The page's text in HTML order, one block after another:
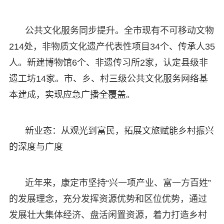
公共文化服务同步提升。全市现有不可移动文物
214处，非物质文化遗产代表性项目34个、传承人35
人。新建博物馆6个、非遗传习所2家，认定县级非
遗工坊14家。市、乡、村三级公共文化服务网络基
本建成，实现应急广播全覆盖。
新业态：从观光到富民，拓展文旅赋能乡村振兴
的深度与广度
近年来，康定市坚持“兴一项产业、富一方百姓”
的发展理念，充分发挥资源优势和区位优势，通过
发展壮大集体经济、盘活闲置资源，着力打造乡村